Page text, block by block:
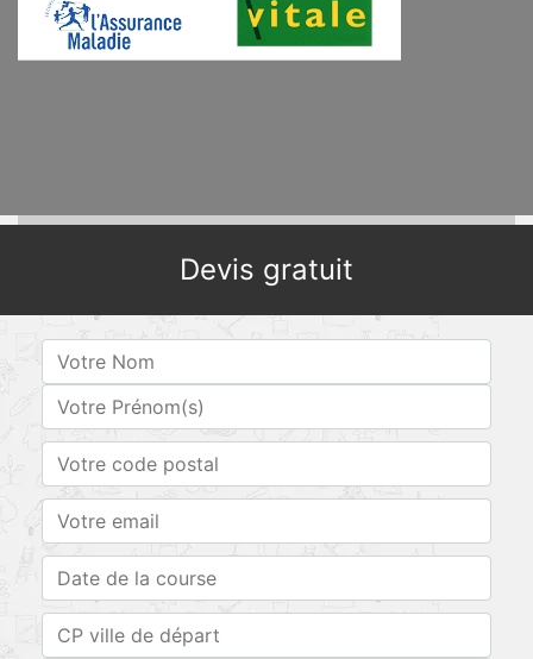
Devis gratuit